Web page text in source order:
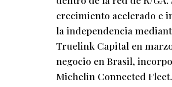
crecimiento acelerado e
la independencia
Truelink Capital en
negocio en Brasil,
Michelin Connected Fleet.